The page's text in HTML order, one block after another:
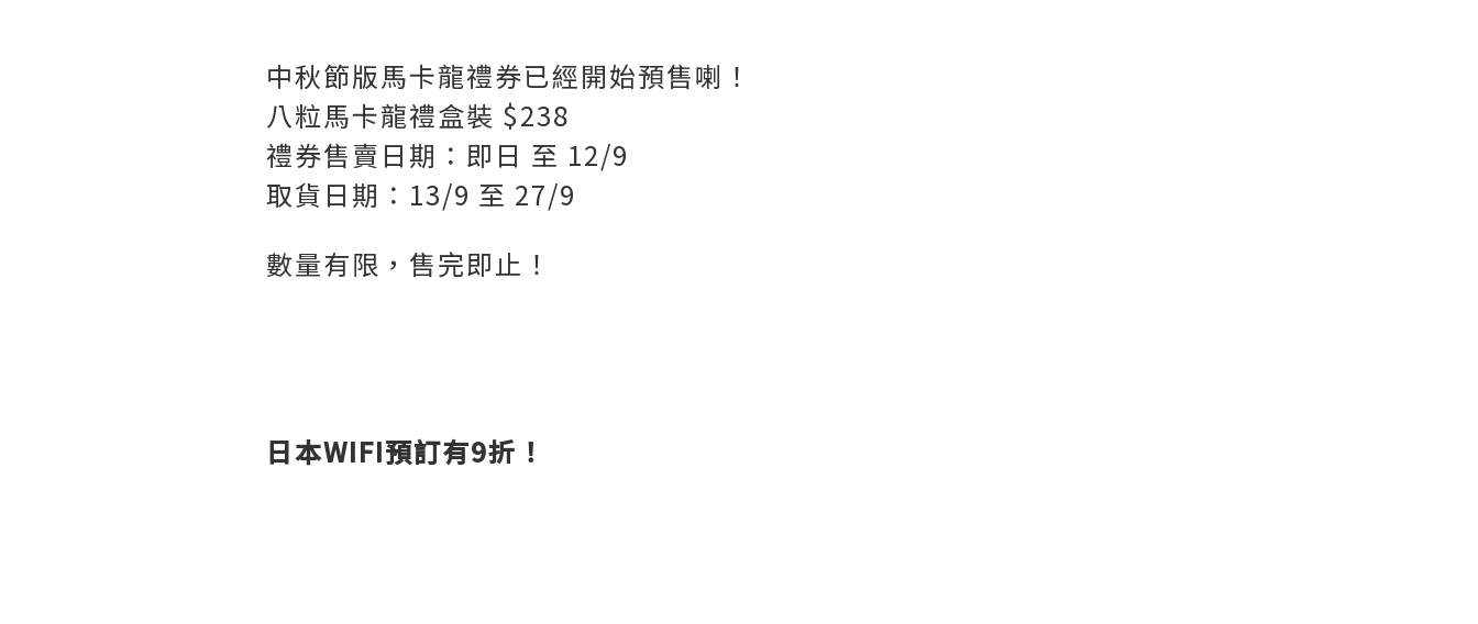
中秋節版馬卡龍禮券已經開始預售喇！
八粒馬卡龍禮盒裝 $238
禮券售賣日期：即日 至 12/9
取貨日期：13/9 至 27/9
數量有限，售完即止！
日本WIFI預訂有9折！